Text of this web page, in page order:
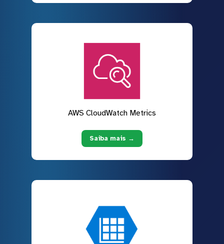
AWS CloudWatch Metrics
Saiba mais →